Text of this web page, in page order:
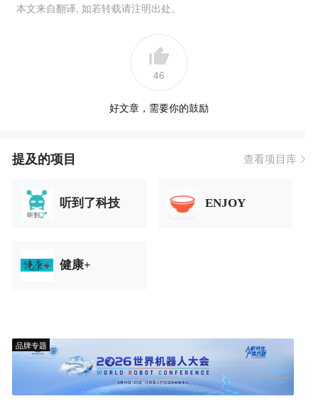
本文来自翻译, 如若转载请注明出处。
46
好文章，需要你的鼓励
提及的项目 查看项目库
听到了科技 ENJOY
健康+
品牌专题